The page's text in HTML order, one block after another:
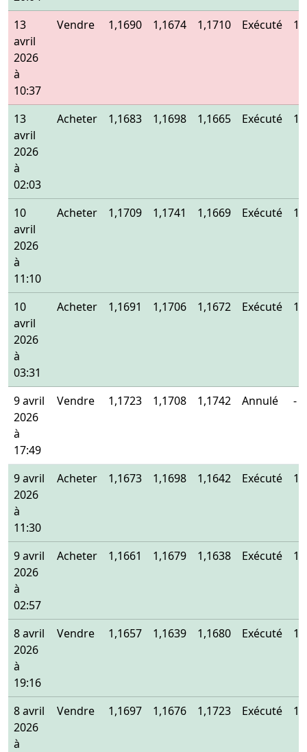
13
avril
2026
à
10:37
Vendre 1,1690 1,1674 1,1710 Exécuté
13
avril
2026
à
02:03
Acheter 1,1683 1,1698 1,1665 Exécuté
10
avril
2026
à
11:10
Acheter 1,1709 1,1741 1,1669 Exécuté
10
avril
2026
à
03:31
Acheter 1,1691 1,1706 1,1672 Exécuté
9 avril
2026
à
17:49
Vendre 1,1723 1,1708 1,1742 Annulé -
9 avril
2026
à
11:30
Acheter 1,1673 1,1698 1,1642 Exécuté
9 avril
2026
à
02:57
Acheter 1,1661 1,1679 1,1638 Exécuté
8 avril
2026
à
19:16
Vendre 1,1657 1,1639 1,1680 Exécuté
8 avril
2026
à
Vendre 1,1697 1,1676 1,1723 Exécuté